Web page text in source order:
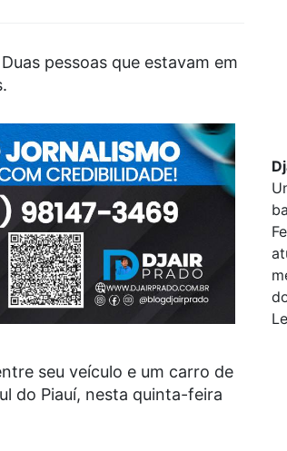
pessoas que estavam em
seu veículo e um carro de
do Piauí, nesta quinta-feira